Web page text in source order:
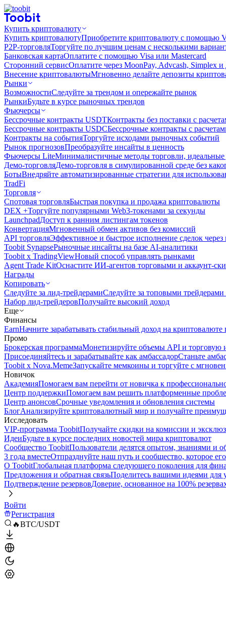
Купить криптовалюту
Купить криптовалютуПриобретите криптовалюту с помощью
P2P-торговляТоргуйте по лучшим ценам с несколькими
Банковская картаОплатите с помощью Visa или Mastercard
Сторонний сервисОплатите через MoonPay, Advcash, Simplex и
Внесение криптовалютыМгновенно делайте депозиты
Рынки
ВозможностиСледуйте за трендом и опережайте рынок
РынкиБудьте в курсе рыночных трендов
Фьючерсы
Бессрочные контракты USDTКонтракты без поставки с
Бессрочные контракты USDCБессрочные контракты с
Контракты на событияТоргуйте исходами рыночных событий
Рынок прогнозовПреобразуйте инсайты в ценность
Фьючерсы LiteМинималистичные методы торговли, идеальные
Демо-торговляДемо-торговля в симулированной среде без
БотыВнедряйте автоматизированные стратегии для
TradFi
Торговля
Спотовая торговляБыстрая покупка и продажа криптовалюты
DEX +Торгуйте популярными Web3-токенами за секунды
LaunchpadДоступ к ранним листингам токенов
КонвертацияМгновенный обмен активов без комиссий
API торговляЭффективное и быстрое исполнение сделок
Toobit SynapseРыночные инсайты на базе AI-аналитики
Toobit x TradingViewНовый способ управлять рынками
Agent Trade KitОснастите ИИ-агентов торговыми и аккаунт-
Награды
Копировать
Следуйте за лид-трейдерамиСледуйте за топовыми
Набор лид-трейдеровПолучайте высокий доход
Еще
Финансы
EarnНачните зарабатывать стабильный доход на криптовалюте
Промо
Брокерская программаМонетизируйте объемы API и торговую
Присоединяйтесь и зарабатывайте как амбассадорСтаньте
Toobit x Nova.MemeЗапускайте мемкоины и торгуйте с
Новичок
АкадемияПомогаем вам перейти от новичка к
Центр поддержкиПомогаем вам решить платформенные
Центр анонсовСрочные уведомления и обновления системы
БлогАнализируйте криптовалютный мир и получайте
Исследовать
VIP-программа ToobitПолучайте скидки на комиссии и
ИдеиБудьте в курсе последних новостей мира криптовалют
Сообщество ToobitПользователи делятся опытом, знаниями и
3 года вместеОтпразднуйте наш путь и сообщество, которое
О ToobitГлобальная платформа следующего поколения для
Предложения и обратная связьПоделитесь вашими идеями для
Подтверждение резервовДоверие, основанное на 100%
Войти
Регистрация
🔥BTC/USDT